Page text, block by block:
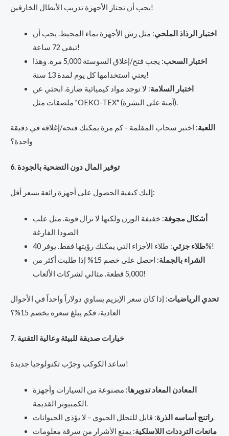
يجب أن تجتاز الأجهزة تدريب الأبطال الخارقين!
اختبار الرذاذ الملحي: مثل رش الأجهزة بماء المحيط. يجب أن
تبقى 72 ساعة!
اختبار السحب
: يجب فتح/إغلاق السوستة 5,000 مرة. وهذا
يعني استخدامها كل يوم لمدة 13 سنة!
اختبار السلامة: لا توجد مواد كيميائية ضارة. ابحثي عن
ملصقات مثل "OEKO-TEX" (آمنة على البشرة).
اللعبة: اختبر سحاب المقلمة - كم مرة يمكنك فتحه/إغلاقه في دقيقة
واحدة؟
6. توفير المال دون التضحية بالجودة
إليك كيفية الحصول على أجهزة رائعة بسعر أقل:
أشكال مجوفة: خفيفة الوزن ولكنها لا تزال قوية. مثل علب
الصودا الفارغة
طلاء جزئي: طلاء الأجزاء التي يمكنك رؤيتها فقط. يوفر 40%!
الشراء بالجملة
: احصل على خصم 15% إذا طلبت أكثر من
5,000 قطعة. مثالي لشركات الألعاب!
تحدي الرياضيات: إذا كان سعر الإبزيم يساوي دولاراً واحداً في الأحوال
العادية، فكم يبلغ سعره بخصم 15%؟
7. خيارات صديقة للبيئة وعالية التقنية
ساعد الكوكب وجرّب تكنولوجيا جديدة!
المعادن المعاد تدويرها: مصنوعة من السيارات وأجهزة
الكمبيوتر القديمة.
راتنج أساسه الذرة: قابل للتحلل الحيوي - لا يؤذي الحيوانات.
مانعات الترددات اللاسلكية: يمنع الأشرار من سرقة معلومات